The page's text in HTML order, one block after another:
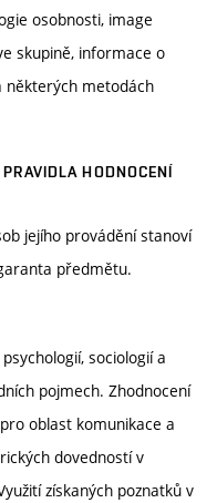
osobnosti, image
skupině, informace o
některých metodách
HODNOCENÍ
jejího provádění stanoví
předmětu.
sociologií a
pojmech. Zhodnocení
oblast komunikace a
dovedností v
získaných poznatků v